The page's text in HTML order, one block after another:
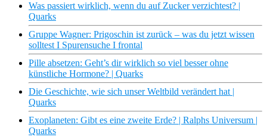
Was passiert wirklich, wenn du auf Zucker verzichtest? |
Quarks
Gruppe Wagner: Prigoschin ist zurück – was du jetzt wissen
solltest I Spurensuche I frontal
Pille absetzen: Geht’s dir wirklich so viel besser ohne
künstliche Hormone? | Quarks
Die Geschichte, wie sich unser Weltbild verändert hat |
Quarks
Exoplaneten: Gibt es eine zweite Erde? | Ralphs Universum |
Quarks